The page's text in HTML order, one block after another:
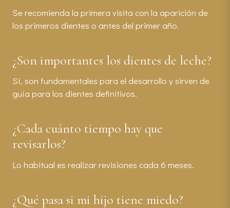
Se recomienda la primera visita con la aparición de
los primeros dientes o antes del primer año.
¿Son importantes los dientes de leche?
Sí, son fundamentales para el desarrollo y sirven de
guía para los dientes definitivos.
¿Cada cuánto tiempo hay que
revisarlos?
Lo habitual es realizar revisiones cada 6 meses.
¿Qué pasa si mi hijo tiene miedo?